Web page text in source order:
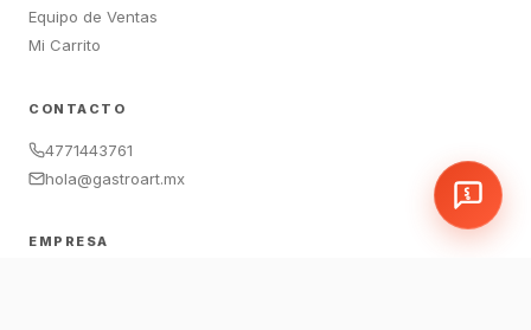
Equipo de Ventas
Mi Carrito
CONTACTO
4771443761
hola@gastroart.mx
EMPRESA